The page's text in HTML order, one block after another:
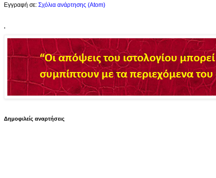
Εγγραφή σε: Σχόλια ανάρτησης (Atom)
.
Δημοφιλείς αναρτήσεις